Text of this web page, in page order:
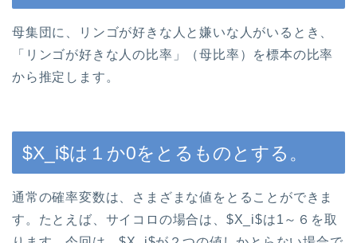
母集団に、リンゴが好きな人と嫌いな人がいるとき、
「リンゴが好きな人の比率」（母比率）を標本の比率
から推定します。
$X_i$は１か0をとるものとする。
通常の確率変数は、さまざまな値をとることができま
す。たとえば、サイコロの場合は、$X_i$は1～６を取